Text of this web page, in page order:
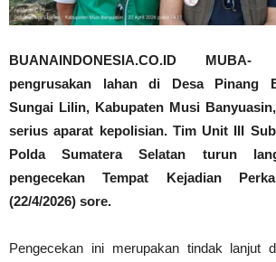
BUANAINDONESIA.CO.ID
pengrusakan lahan di Desa Pinang
Sungai Lilin, Kabupaten Musi
serius aparat kepolisian. Tim Unit III
Polda Sumatera Selatan turun
pengecekan Tempat Kejadian
(22/4/2026) sore.
Pengecekan ini merupakan tindak lanjut